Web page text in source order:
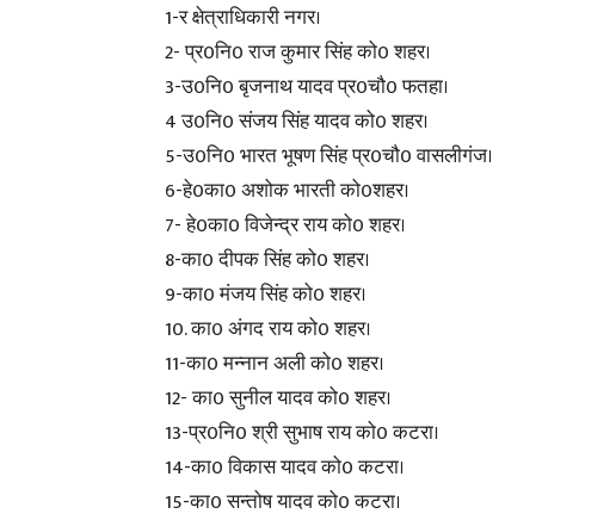
1-र क्षेत्राधिकारी नगर।
2- प्र0नि0 राज कुमार सिंह को0 शहर।
3-उ0नि0 बृजनाथ यादव प्र0चौ0 फतहा।
4 उ0नि0 संजय सिंह यादव को0 शहर।
5-उ0नि0 भारत भूषण सिंह प्र0चौ0 वासलीगंज।
6-हे0का0 अशोक भारती को0शहर।
7- हे0का0 विजेन्द्र राय को0 शहर।
8-का0 दीपक सिंह को0 शहर।
9-का0 मंजय सिंह को0 शहर।
10. का0 अंगद राय को0 शहर।
11-का0 मन्नान अली को0 शहर।
12- का0 सुनील यादव को0 शहर।
13-प्र0नि0 श्री सुभाष राय को0 कटरा।
14-का0 विकास यादव को0 कटरा।
15-का0 सन्तोष यादव को0 कटरा।